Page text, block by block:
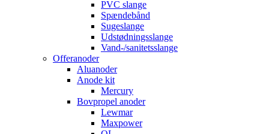
PVC slange
Spændebånd
Sugeslange
Udstødningsslange
Vand-/sanitetsslange
Offeranoder
Aluanoder
Anode kit
Mercury
Bovpropel anoder
Lewmar
Maxpower